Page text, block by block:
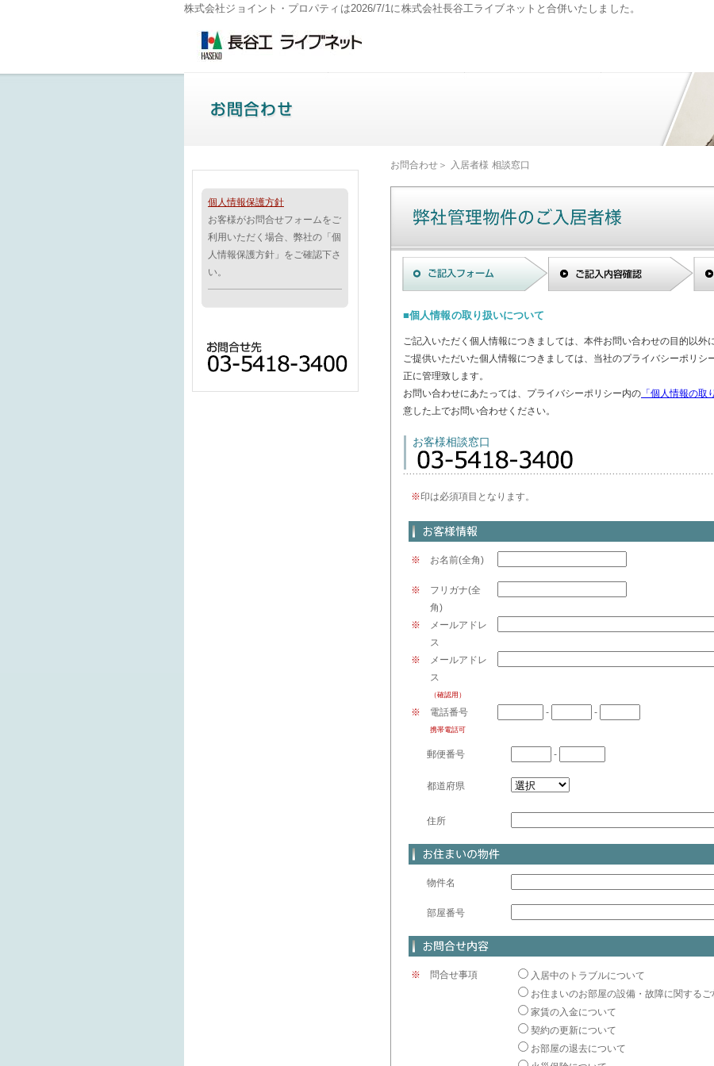
株式会社ジョイント・プロパティは2026/7/1に株式会社長谷工ライブネットと合併いたしました。
個人情報保護方針
お客様がお問合せフォームをご
利用いただく場合、弊社の「個
人情報保護方針」をご確認下さ
い。
お問合わせ＞ 入居者様 相談窓口
■個人情報の取り扱いについて
ご記入いただく個人情報につきましては、本件お問い合わせの目的以外
ご提供いただいた個人情報につきましては、当社のプライバシーポリシ
正に管理致します。
お問い合わせにあたっては、プライバシーポリシー内の 「個人情報の取
意した上でお問い合わせください。
お客様相談窓口
※印は必須項目となります。
※ お名前(全角)
※ フリガナ(全
角)
※
メールアドレ
ス
※
メールアドレ
ス
（確認用）
※ 電話番号
携帯電話可
- -
郵便番号 -
都道府県
住所
物件名
部屋番号
※ 問合せ事項
入居中のトラブルについて
お住まいのお部屋の設備・故障に関するご
家賃の入金について
契約の更新について
お部屋の退去について